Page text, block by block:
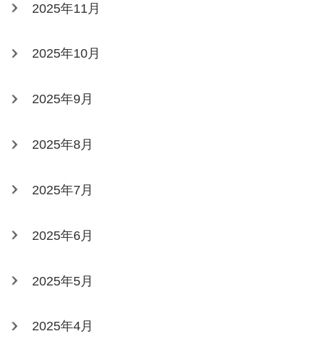
2025年11月
2025年10月
2025年9月
2025年8月
2025年7月
2025年6月
2025年5月
2025年4月